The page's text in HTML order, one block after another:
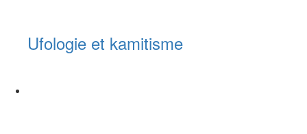
Ufologie et kamitisme